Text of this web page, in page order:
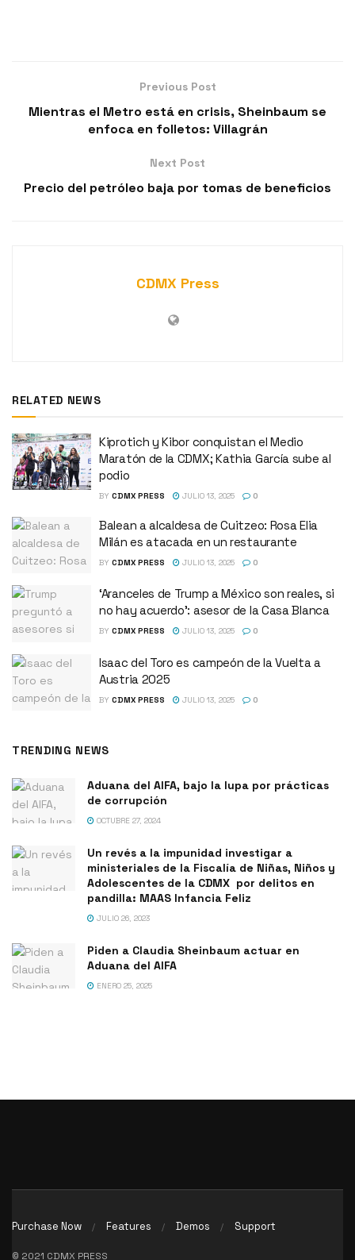
Previous Post
Mientras el Metro está en crisis, Sheinbaum se
enfoca en folletos: Villagrán
Next Post
Precio del petróleo baja por tomas de beneficios
CDMX Press
RELATED NEWS
Kiprotich y Kibor conquistan el Medio
Maratón de la CDMX; Kathia García sube al
podio
BY CDMX PRESS JULIO 13, 2025 0
Balean a alcaldesa de Cuitzeo: Rosa Elia
Milán es atacada en un restaurante
BY CDMX PRESS JULIO 13, 2025 0
‘Aranceles de Trump a México son reales, si
no hay acuerdo’: asesor de la Casa Blanca
BY CDMX PRESS JULIO 13, 2025 0
Isaac del Toro es campeón de la Vuelta a
Austria 2025
BY CDMX PRESS JULIO 13, 2025 0
TRENDING NEWS
Aduana del AIFA, bajo la lupa por prácticas
de corrupción
OCTUBRE 27, 2024
Un revés a la impunidad investigar a
ministeriales de la Fiscalía de Niñas, Niños y
Adolescentes de la CDMX por delitos en
pandilla: MAAS Infancia Feliz
JULIO 26, 2023
Piden a Claudia Sheinbaum actuar en
Aduana del AIFA
ENERO 25, 2025
Purchase Now Features Demos Support
© 2021 CDMX PRESS